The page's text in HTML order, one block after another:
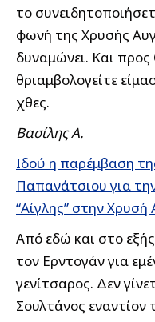
το
φωνή της Χρυσής
δυναμώνει. Και προς
θριαμβολογείτε
χθες.
Βασίλης Α.
Ιδού η παρέμβαση
Παπανάτσιου για
“Αίγλης” στην Χρυσή
Από εδώ και στο
τον Ερντογάν για
γενίτσαρος. Δεν
Σουλτάνος εναντίον